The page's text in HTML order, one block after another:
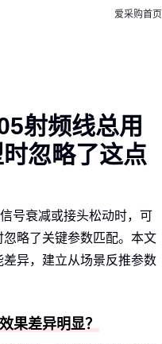
爱采购首页
射频线总用
忽略了这点
号衰减或接头松动时，可
略了关键参数匹配。本文
异，建立从场景反推参数
果差异明显？